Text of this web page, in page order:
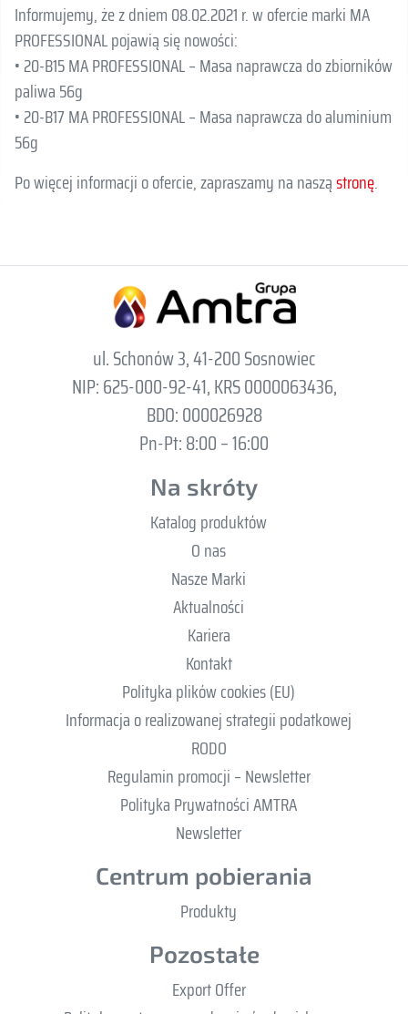
Informujemy, że z dniem 08.02.2021 r. w ofercie marki MA
PROFESSIONAL pojawią się nowości:
• 20-B15 MA PROFESSIONAL – Masa naprawcza do zbiorników
paliwa 56g
• 20-B17 MA PROFESSIONAL – Masa naprawcza do aluminium
56g
Po więcej informacji o ofercie, zapraszamy na nasząstronę.
ul. Schonów 3, 41-200 Sosnowiec
NIP: 625-000-92-41, KRS 0000063436,
BDO: 000026928
Pn-Pt: 8:00 – 16:00
Na skróty
Katalog produktów
O nas
Nasze Marki
Aktualności
Kariera
Kontakt
Polityka plików cookies (EU)
Informacja o realizowanej strategii podatkowej
RODO
Regulamin promocji – Newsletter
Polityka Prywatności AMTRA
Newsletter
Centrum pobierania
Produkty
Pozostałe
Export Offer